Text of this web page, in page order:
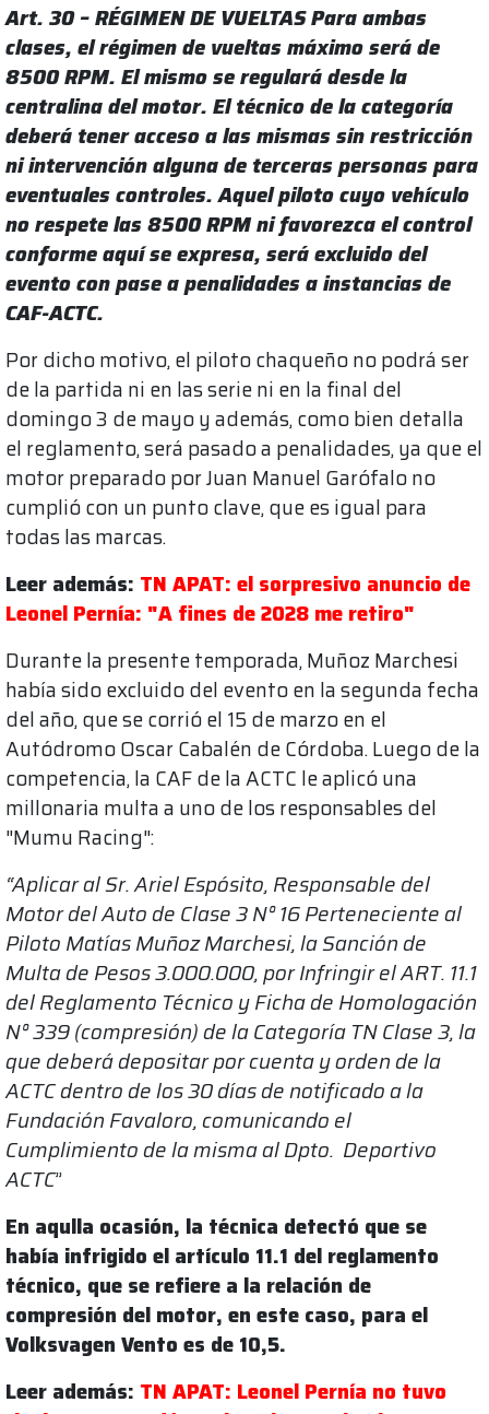
Art. 30 – RÉGIMEN DE VUELTAS Para ambas
clases, el régimen de vueltas máximo será de
8500 RPM. El mismo se regulará desde la
centralina del motor. El técnico de la categoría
deberá tener acceso a las mismas sin restricción
ni intervención alguna de terceras personas para
eventuales controles. Aquel piloto cuyo vehículo
no respete las 8500 RPM ni favorezca el control
conforme aquí se expresa, será excluido del
evento con pase a penalidades a instancias de
CAF-ACTC.
Por dicho motivo, el piloto chaqueño no podrá ser
de la partida ni en las serie ni en la final del
domingo 3 de mayo y además, como bien detalla
el reglamento, será pasado a penalidades, ya que el
motor preparado por Juan Manuel Garófalo no
cumplió con un punto clave, que es igual para
todas las marcas.
Leer además: TN APAT: el sorpresivo anuncio de
Leonel Pernía: "A fines de 2028 me retiro"
Durante la presente temporada, Muñoz Marchesi
había sido excluido del evento en la segunda fecha
del año, que se corrió el 15 de marzo en el
Autódromo Oscar Cabalén de Córdoba. Luego de la
competencia, la CAF de la ACTC le aplicó una
millonaria multa a uno de los responsables del
"Mumu Racing":
“Aplicar al Sr. Ariel Espósito, Responsable del
Motor del Auto de Clase 3 N° 16 Perteneciente al
Piloto Matías Muñoz Marchesi, la Sanción de
Multa de Pesos 3.000.000, por Infringir el ART. 11.1
del Reglamento Técnico y Ficha de Homologación
N° 339 (compresión) de la Categoría TN Clase 3, la
que deberá depositar por cuenta y orden de la
ACTC dentro de los 30 días de notificado a la
Fundación Favaloro, comunicando el
Cumplimiento de la misma al Dpto. Deportivo
ACTC”
En aqulla ocasión, la técnica detectó que se
había infrigido el artículo 11.1 del reglamento
técnico, que se refiere a la relación de
compresión del motor, en este caso, para el
Volksvagen Vento es de 10,5.
Leer además: TN APAT: Leonel Pernía no tuvo